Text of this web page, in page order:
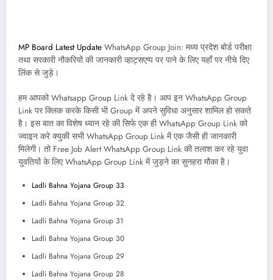
MP Board Latest Update WhatsApp Group Join: मध्य प्रदेश बोर्ड परीक्षा
तथा सरकारी नौकरियों की जानकारी व्हाट्सएप्प पर पाने के लिए यहाँ पर नीचे दिए
लिंक से जुड़े।
हम आपको Whatsapp Group Link दे रहे है। आप इन WhatsApp Group
Link पर क्लिक करके किसी भी Group में अपने सुविधा अनुसार शामिल हो सकते
है। इस बात का विशेष ध्यान रहे की सिर्फ एक ही WhatsApp Group Link को
ज्वाइन करे क्युकी सभी WhatsApp Group Link में एक जैसी ही जानकारी
मिलेगी। तो Free Job Alert WhatsApp Group Link की तलाश कर रहे युवा
युवतियों के लिए WhatsApp Group Link में जुड़ने का सुनहरा मौका है।
Ladli Bahna Yojana Group 33
Ladli Bahna Yojana Group 32
Ladli Bahna Yojana Group 31
Ladli Bahna Yojana Group 30
Ladli Bahna Yojana Group 29
Ladli Bahna Yojana Group 28